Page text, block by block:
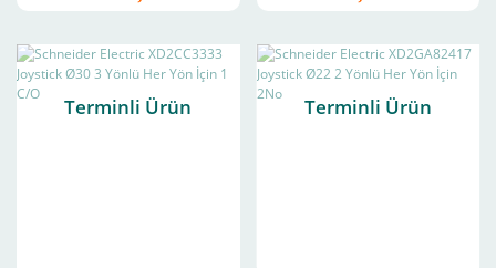
Terminli Ürün Terminli Ürün